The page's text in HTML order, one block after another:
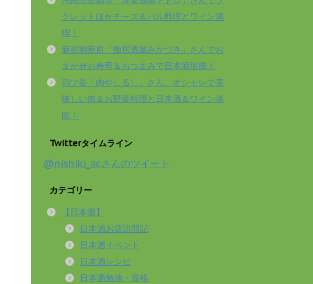
クレットほかチーズ＆バル料理とワイン満
喫！
新宿御苑前「鮨居酒屋みかづき」さんでお
まかせお寿司＆おつまみで日本酒堪能！
四ツ谷「肉やしるし」さん、オシャレで美
味しい肉＆お野菜料理と日本酒＆ワイン堪
能！
Twitterタイムライン
@nishiki_acさんのツイート
カテゴリー
【日本酒】
日本酒お店訪問記
日本酒イベント
日本酒レシピ
日本酒勉強・資格